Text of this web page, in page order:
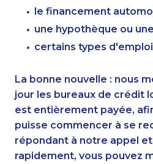
le financement
une hypothèque ou
certains types d'emploi
La bonne nouvelle : nous
jour les bureaux de crédit
est entièrement payée,
puisse commencer à se
répondant à notre appel
rapidement, vous pouvez